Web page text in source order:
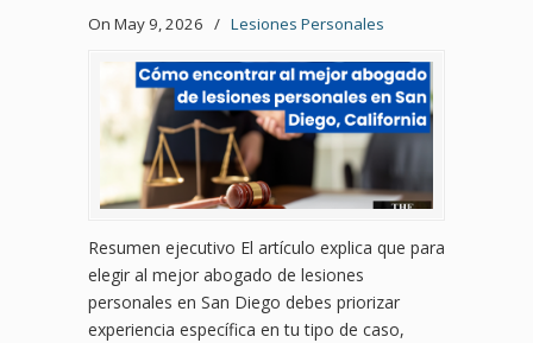
On May 9, 2026 / Lesiones Personales
Resumen ejecutivo El artículo explica que para
elegir al mejor abogado de lesiones
personales en San Diego debes priorizar
experiencia específica en tu tipo de caso,